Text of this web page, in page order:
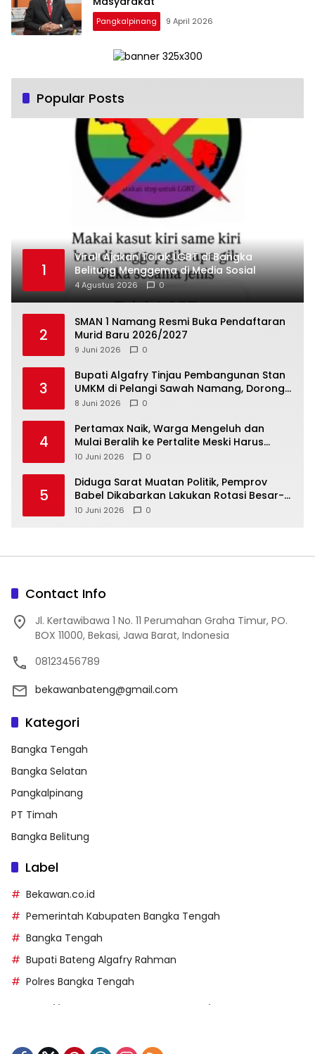
Pangkalpinang 9 April 2026
Popular Posts
1
Viral! Ajakan Tolak LGBT di Bangka
Belitung Menggema di Media Sosial
4 Agustus 2026 0
2
SMAN 1 Namang Resmi Buka Pendaftaran
Murid Baru 2026/2027
9 Juni 2026 0
3
‎Bupati Algafry Tinjau Pembangunan Stan
UMKM di Pelangi Sawah Namang, Dorong
Wisata dan Ekonomi Lokal Kian Tertata
8 Juni 2026 0
4
‎Pertamax Naik, Warga Mengeluh dan
Mulai Beralih ke Pertalite Meski Harus
10 Juni 2026 0
5
‎Diduga Sarat Muatan Politik, Pemprov
Babel Dikabarkan Lakukan Rotasi Besar-
10 Juni 2026 0
Contact Info
Jl. Kertawibawa 1 No. 11 Perumahan Graha Timur, PO.
BOX 11000, Bekasi, Jawa Barat, Indonesia
08123456789
bekawanbateng@gmail.com
Kategori
Bangka Tengah
Bangka Selatan
Pangkalpinang
PT Timah
Bangka Belitung
Label
Bekawan.co.id
Pemerintah Kabupaten Bangka Tengah
Bangka Tengah
Bupati Bateng Algafry Rahman
Polres Bangka Tengah